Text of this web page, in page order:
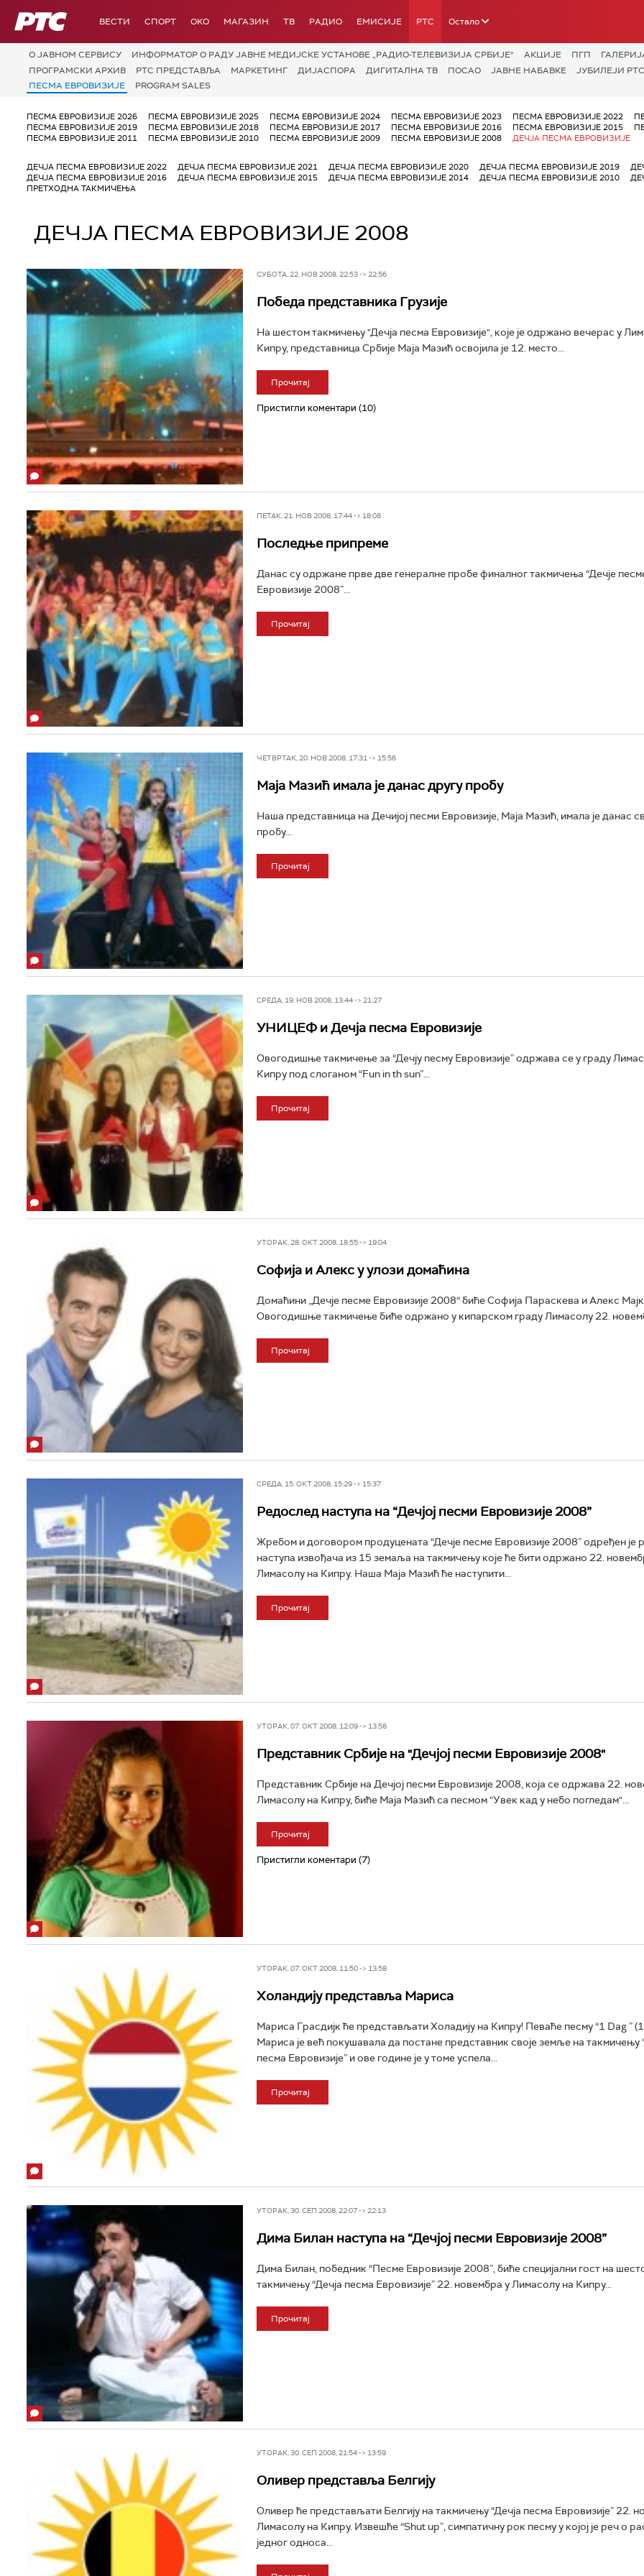
РТС ВЕСТИ СПОРТ OKO МАГАЗИН ТВ РАДИО ЕМИСИЈЕ РТС Остало
О JАВНОМ СЕРВИСУ ИНФОРМАТОР О РАДУ ЈАВНЕ МЕДИЈСКЕ УСТАНОВЕ „РАДИО-ТЕЛЕВИЗИЈА СРБИЈЕ“ АКЦИЈЕ ПГП
ПРОГРАМСКИ АРХИВ
РТС ПРЕДСТАВЉА МАРКЕТИНГ ДИЈАСПОРА ДИГИТАЛНА ТВ ПОСАО ЈАВНЕ НАБАВКЕ ЈУБИЛЕЈИ
ПЕСМА ЕВРОВИЗИЈЕ
PROGRAM SALES
ПЕСМА ЕВРОВИЗИЈЕ 2026 ПЕСМА ЕВРОВИЗИЈЕ 2025 ПЕСМА ЕВРОВИЗИЈЕ 2024 ПЕСМА ЕВРОВИЗИЈЕ 2023 ПЕСМА ЕВРОВИЗИЈЕ 2022
ПЕСМА ЕВРОВИЗИЈЕ 2019
ПЕСМА ЕВРОВИЗИЈЕ 2018 ПЕСМА ЕВРОВИЗИЈЕ 2017 ПЕСМА ЕВРОВИЗИЈЕ 2016 ПЕСМА ЕВРОВИЗИЈЕ 2015
ПЕСМА ЕВРОВИЗИЈЕ 2011
ПЕСМА ЕВРОВИЗИЈЕ 2010 ПЕСМА ЕВРОВИЗИЈЕ 2009 ПЕСМА ЕВРОВИЗИЈЕ 2008 ДЕЧЈА ПЕСМА ЕВРОВИЗИЈЕ
ДЕЧЈА ПЕСМА ЕВРОВИЗИЈЕ 2022 ДЕЧЈА ПЕСМА ЕВРОВИЗИЈЕ 2021 ДЕЧЈА ПЕСМА ЕВРОВИЗИЈЕ 2020 ДЕЧЈА ПЕСМА ЕВРОВИЗИЈЕ 2019
ДЕЧЈА ПЕСМА ЕВРОВИЗИЈЕ 2016
ДЕЧЈА ПЕСМА ЕВРОВИЗИЈЕ 2015 ДЕЧЈА ПЕСМА ЕВРОВИЗИЈЕ 2014 ДЕЧЈА ПЕСМА ЕВРОВИЗИЈЕ 2010
ПРЕТХОДНА ТАКМИЧЕЊА
ДЕЧЈА ПЕСМА ЕВРОВИЗИЈЕ 2008
СУБОТА, 22. НОВ 2008, 22:53 -> 22:56
Победа представника Грузије
На шестом такмичењу "Дечја песма Евровизије", које је одржано вечерас у
Кипру, представница Србије Маја Мазић освојила је 12. место...
Прочитај
Пристигли коментари (10)
ПЕТАК, 21. НОВ 2008, 17:44 -> 18:08
Последње припреме
Данас су одржане прве две генералне пробе финалног такмичења “Дечје
Евровизије 2008”...
Прочитај
ЧЕТВРТАК, 20. НОВ 2008, 17:31 -> 15:56
Маја Мазић имала је данас другу пробу
Наша представница на Дечијој песми Евровизије, Маја Мазић, имала је данас
пробу...
Прочитај
СРЕДА, 19. НОВ 2008, 13:44 -> 21:27
УНИЦЕФ и Дечја песма Евровизије
Овогодишње такмичење за “Дечју песму Евровизије” одржава се у граду
Кипру под слоганом “Fun in th sun”...
Прочитај
УТОРАК, 28. ОКТ 2008, 18:55 -> 19:04
Софија и Алекс у улози домаћина
Домаћини „Дечје песме Евровизије 2008“ биће Софија Параскева и Алекс
Овогодишње такмичење биће одржано у кипарском граду Лимасолу 22.
Прочитај
СРЕДА, 15. ОКТ 2008, 15:29 -> 15:37
Редослед наступа на “Дечјој песми Евровизије 2008”
Жребом и договором продуцената “Дечје песме Евровизије 2008” одређен је
наступа извођача из 15 земаља на такмичењу које ће бити одржано 22.
Лимасолу на Кипру. Наша Маја Мазић ће наступити...
Прочитај
УТОРАК, 07. ОКТ 2008, 12:09 -> 13:58
Представник Србије на "Дечјој песми Евровизије 2008"
Представник Србије на Дечјој песми Евровизије 2008, која се одржава 22.
Лимасолу на Кипру, биће Маја Мазић са песмом "Увек кад у небо погледам"...
Прочитај
Пристигли коментари (7)
УТОРАК, 07. ОКТ 2008, 11:50 -> 13:58
Холандију представља Мариса
Мариса Грасдијк ће представљати Холадију на Кипру! Певаће песму “1 Dag ”
Мариса је већ покушавала да постане представник своје земље на такмичењу
песма Евровизије” и ове године је у томе успела...
Прочитај
УТОРАК, 30. СЕП 2008, 22:07 -> 22:13
Дима Билан наступа на “Дечјој песми Евровизије 2008”
Дима Билан, победник “Песме Евровизије 2008”, биће специјални гост на
такмичењу “Дечја песма Евровизије” 22. новембра у Лимасолу на Кипру...
Прочитај
УТОРАК, 30. СЕП 2008, 21:54 -> 13:59
Оливер представља Белгију
Оливер ће представљати Белгију на такмичењу “Дечја песма Евровизије” 22.
Лимасолу на Кипру. Извешће “Shut up”, симпатичну рок песму у којој је реч о
једног односа...